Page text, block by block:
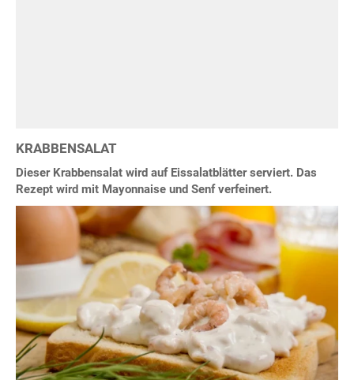
KRABBENSALAT
Dieser Krabbensalat wird auf Eissalatblätter serviert. Das
Rezept wird mit Mayonnaise und Senf verfeinert.